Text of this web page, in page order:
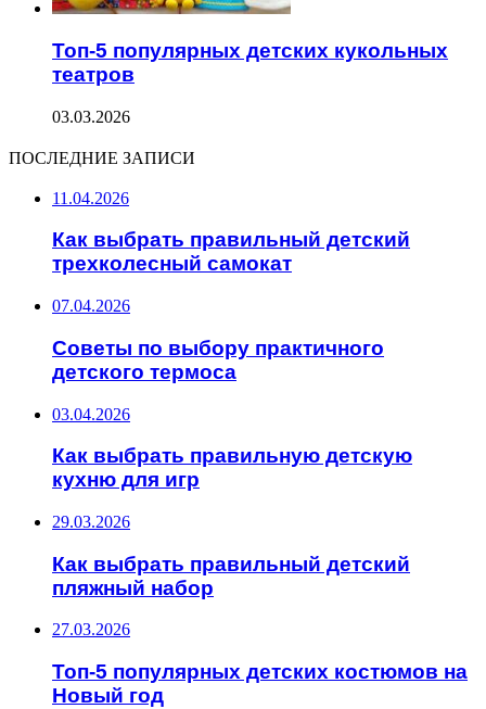
Топ-5 популярных детских кукольных
театров
03.03.2026
ПОСЛЕДНИЕ ЗАПИСИ
11.04.2026
Как выбрать правильный детский
трехколесный самокат
07.04.2026
Советы по выбору практичного
детского термоса
03.04.2026
Как выбрать правильную детскую
кухню для игр
29.03.2026
Как выбрать правильный детский
пляжный набор
27.03.2026
Топ-5 популярных детских костюмов на
Новый год